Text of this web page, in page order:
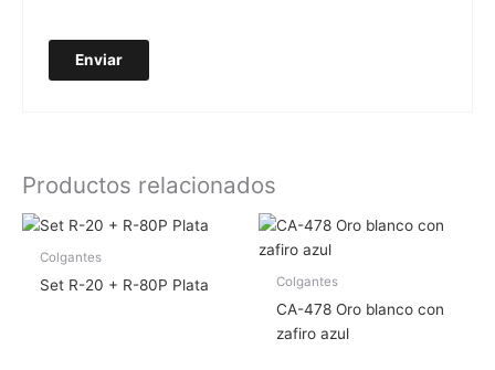
Productos relacionados
Colgantes
Set R-20 + R-80P Plata Colgantes
CA-478 Oro blanco con
zafiro azul